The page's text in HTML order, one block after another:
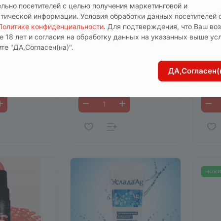
гель
ласк с
/ JO
мл
2 750 руб.
JO Стимулирующий гель
для оральных ласк с
JO
для
Арт.
посетителей с целью получения маркетинговой и
информации. Условия обработки данных посетителей
конфиденциальности. Для подтверждения, что Ваш
18 лет и согласия на обработку данных на указанных выше
"ДА,Согласен(на)".